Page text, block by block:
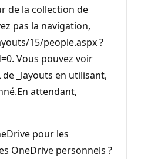
de la collection de
pas la navigation,
15/people.aspx ?
Vous pouvez voir
de _layouts en utilisant,
attendant,
pour les
OneDrive personnels ?